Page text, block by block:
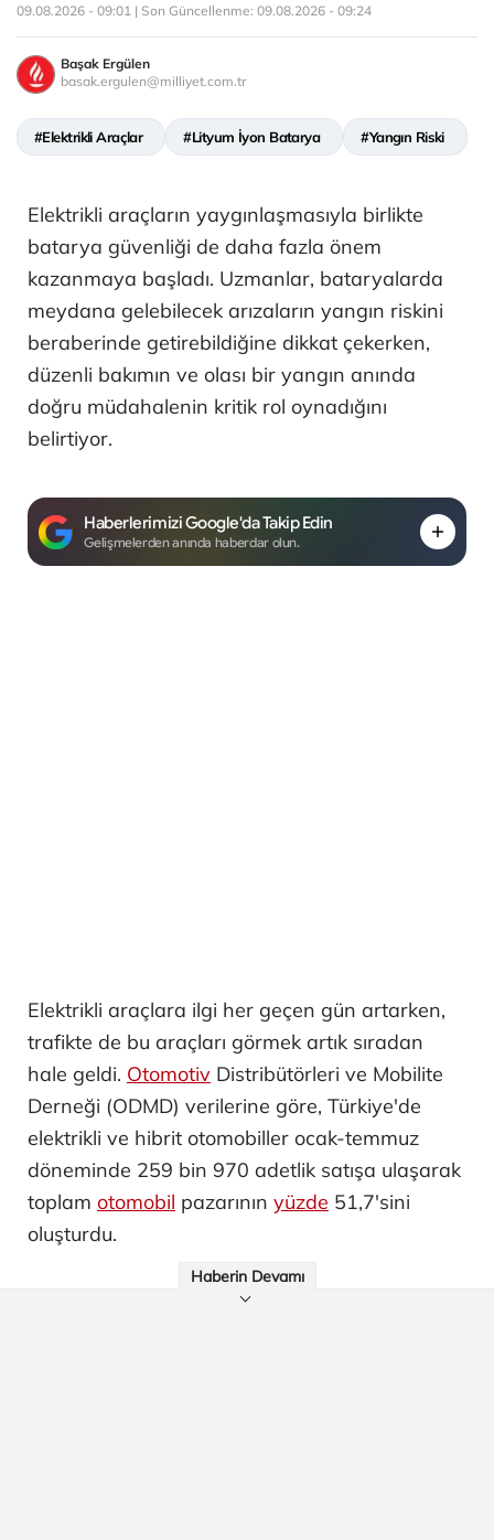
09.08.2026 - 09:01 | Son Güncellenme: 09.08.2026 - 09:24
Başak Ergülen
basak.ergulen@milliyet.com.tr
#Elektrikli Araçlar #Lityum İyon Batarya #Yangın Riski
Elektrikli araçların yaygınlaşmasıyla birlikte
batarya güvenliği de daha fazla önem
kazanmaya başladı. Uzmanlar, bataryalarda
meydana gelebilecek arızaların yangın riskini
beraberinde getirebildiğine dikkat çekerken,
düzenli bakımın ve olası bir yangın anında
doğru müdahalenin kritik rol oynadığını
belirtiyor.
Haberlerimizi Google'da Takip Edin
Gelişmelerden anında haberdar olun.
Elektrikli araçlara ilgi her geçen gün artarken,
trafikte de bu araçları görmek artık sıradan
hale geldi. Otomotiv Distribütörleri ve Mobilite
Derneği (ODMD) verilerine göre, Türkiye'de
elektrikli ve hibrit otomobiller ocak-temmuz
döneminde 259 bin 970 adetlik satışa ulaşarak
toplam otomobil pazarının yüzde 51,7'sini
oluşturdu.
Haberin Devamı